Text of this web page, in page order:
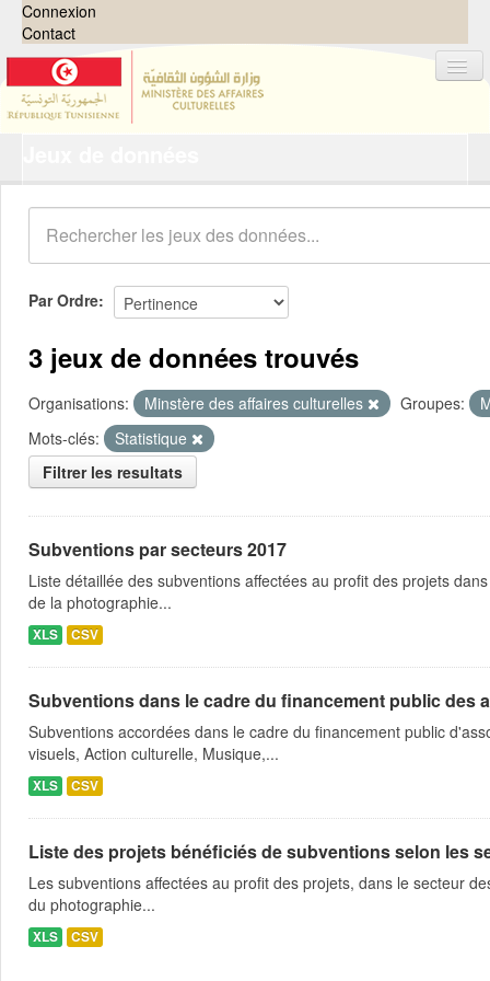
Connexion
Contact
Organisations
Groupes
Demandes 0
À propos
Par Ordre
3 jeux de données trouvés
Organisations: Minstère des affaires culturelles Groupes:
Mots-clés:
Statistique
Filtrer les resultats
Subventions par secteurs 2017
Liste détaillée des subventions affectées au profit des projets
de la photographie...
XLS CSV
Subventions dans le cadre du financement public des
Subventions accordées dans le cadre du financement public
visuels, Action culturelle, Musique,...
XLS CSV
Liste des projets bénéficiés de subventions selon les
Les subventions affectées au profit des projets, dans le secteur
du photographie...
XLS CSV